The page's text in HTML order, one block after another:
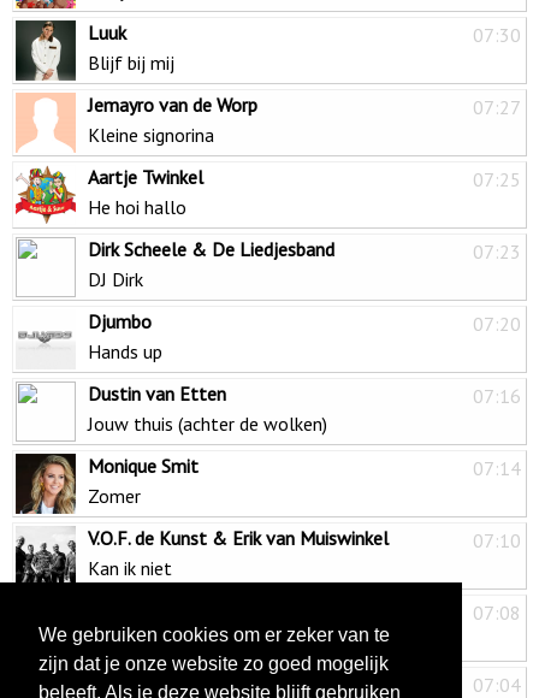
07:30
Luuk
Blijf bij mij
07:27
Jemayro van de Worp
Kleine signorina
07:25
Aartje Twinkel
He hoi hallo
07:23
Dirk Scheele & De Liedjesband
DJ Dirk
07:20
Djumbo
Hands up
07:16
Dustin van Etten
Jouw thuis (achter de wolken)
07:14
Monique Smit
Zomer
07:10
V.O.F. de Kunst & Erik van Muiswinkel
Kan ik niet
07:08
Boeit me niet
07:04
Dick Fijn
We gebruiken cookies om er zeker van te
zijn dat je onze website zo goed mogelijk
beleeft. Als je deze website blijft gebruiken